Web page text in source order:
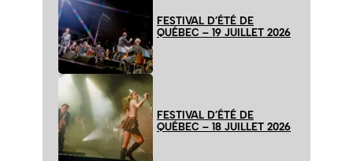
FESTIVAL D’ÉTÉ DE
QUÉBEC – 19 JUILLET 2026
FESTIVAL D’ÉTÉ DE
QUÉBEC – 18 JUILLET 2026